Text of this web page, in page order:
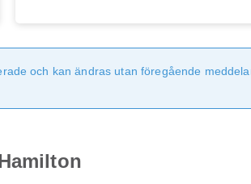
och kan ändras utan föregående